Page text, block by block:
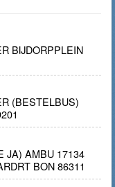
BIJDORPPLEIN
(BESTELBUS)
JA) AMBU 17134
BON 86311